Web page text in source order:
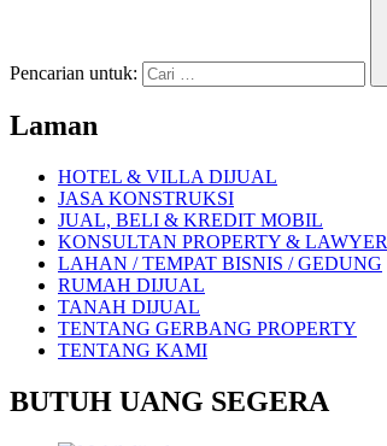
Pencarian untuk:
Laman
HOTEL & VILLA DIJUAL
JASA KONSTRUKSI
JUAL, BELI & KREDIT MOBIL
KONSULTAN PROPERTY & LAWYER
LAHAN / TEMPAT BISNIS / GEDUNG
RUMAH DIJUAL
TANAH DIJUAL
TENTANG GERBANG PROPERTY
TENTANG KAMI
BUTUH UANG SEGERA